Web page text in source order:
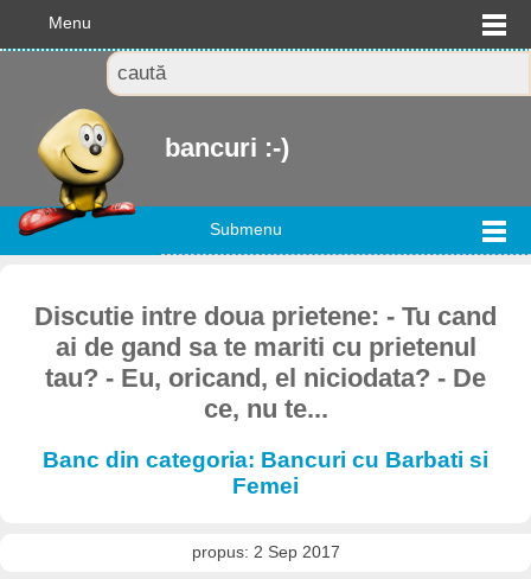
Menu
bancuri :-)
Submenu
Discutie intre doua prietene: - Tu cand
ai de gand sa te mariti cu prietenul
tau? - Eu, oricand, el niciodata? - De
ce, nu te...
Banc din categoria: Bancuri cu Barbati si
Femei
propus: 2 Sep 2017